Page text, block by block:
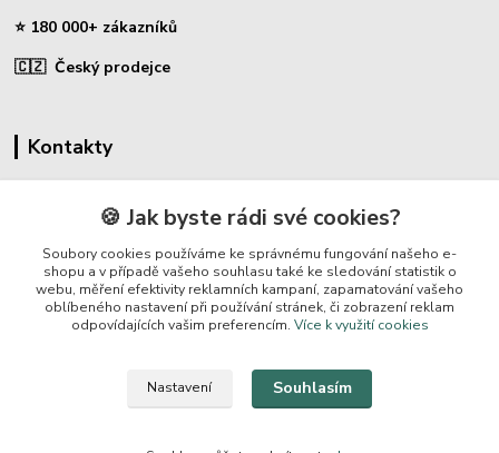
⭐ 180 000+ zákazníků
🇨🇿 Český prodejce
Kontakty
🛡️ Zákaznická podpora
📞 728 007 997
⏰ Po-Pá | 7:00 - 13:30 |
info@repulse.cz
🍪 Jak byste rádi své cookies?
Soubory cookies používáme ke správnému fungování našeho e-
shopu a v případě vašeho souhlasu také ke sledování statistik o
webu, měření efektivity reklamních kampaní, zapamatování vašeho
oblíbeného nastavení při používání stránek, či zobrazení reklam
odpovídajících vašim preferencím. Více k využití cookies
Nastavení Souhlasím